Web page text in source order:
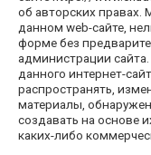
об авторских правах.
данном web-сайте,
форме без
администрации
данного интернет-
распространять,
материалы,
создавать на основе
каких-либо